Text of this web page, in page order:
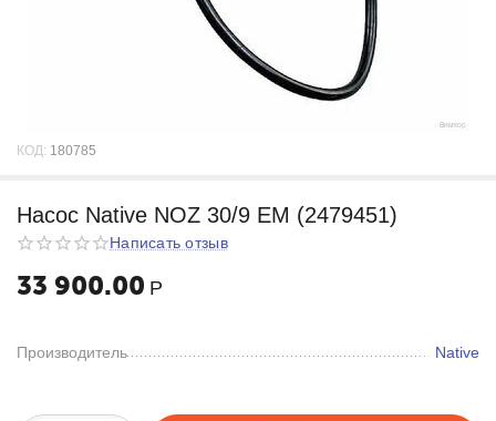
КОД: 180785
Насос Native NOZ 30/9 EM (2479451)
Написать отзыв
33 900.00 Р
Производитель Native